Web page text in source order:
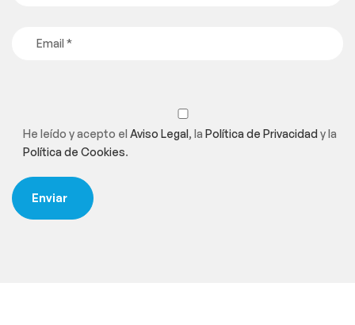
He leído y acepto el Aviso Legal, la Política de Privacidady la
Política de Cookies.